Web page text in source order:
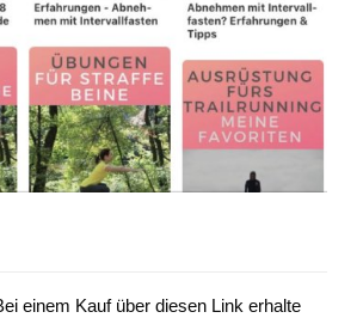
einem Kauf über diesen Link erhalte